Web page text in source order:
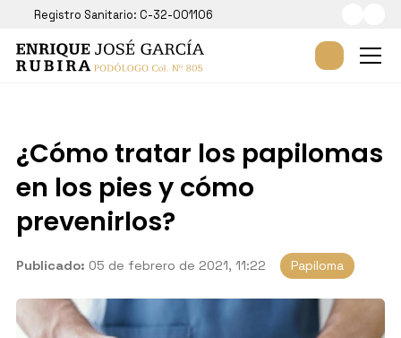
Registro Sanitario: C-32-001106
¿Cómo tratar los papilomas
en los pies y cómo
prevenirlos?
Publicado: 05 de febrero de 2021, 11:22 Papiloma